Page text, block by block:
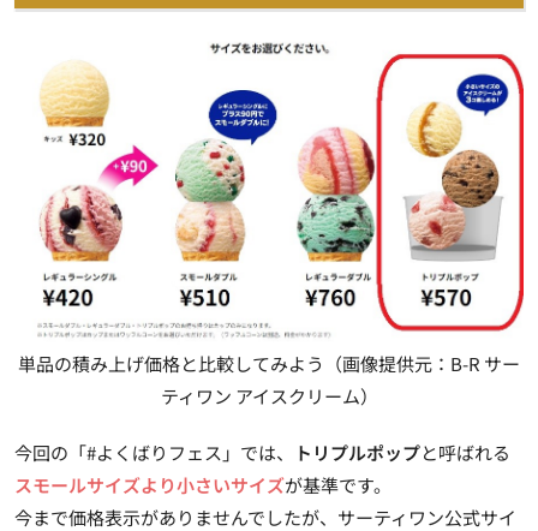
単品の積み上げ価格と比較してみよう（画像提供元：B-R サー
ティワン アイスクリーム）
今回の「#よくばりフェス」では、 トリプルポップと呼ばれる
スモールサイズより小さいサイズが基準です。
今まで価格表示がありませんでしたが、サーティワン公式サイ